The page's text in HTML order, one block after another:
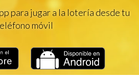
para jugar a la lotería desde tu
móvil